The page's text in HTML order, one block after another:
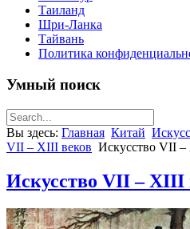
Таиланд
Шри-Ланка
Тайвань
Политика
Умный поиск
Вы здесь: Главная Китай
VII – XIII веков Искусство VII –
Искусство VII – XIII